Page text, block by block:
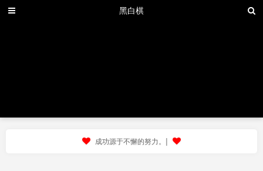
黑白棋
成功源于不懈的努力。 |